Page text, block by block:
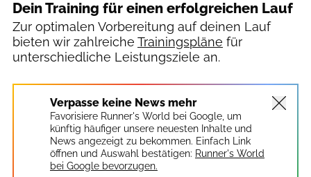
Dein Training für einen erfolgreichen Lauf
Zur optimalen Vorbereitung auf deinen Lauf
bieten wir zahlreiche Trainingspläne für
unterschiedliche Leistungsziele an.
Verpasse keine News mehr
Favorisiere Runner's World bei Google, um
künftig häufiger unsere neuesten Inhalte und
News angezeigt zu bekommen. Einfach Link
öffnen und Auswahl bestätigen: Runner's World
bei Google bevorzugen.